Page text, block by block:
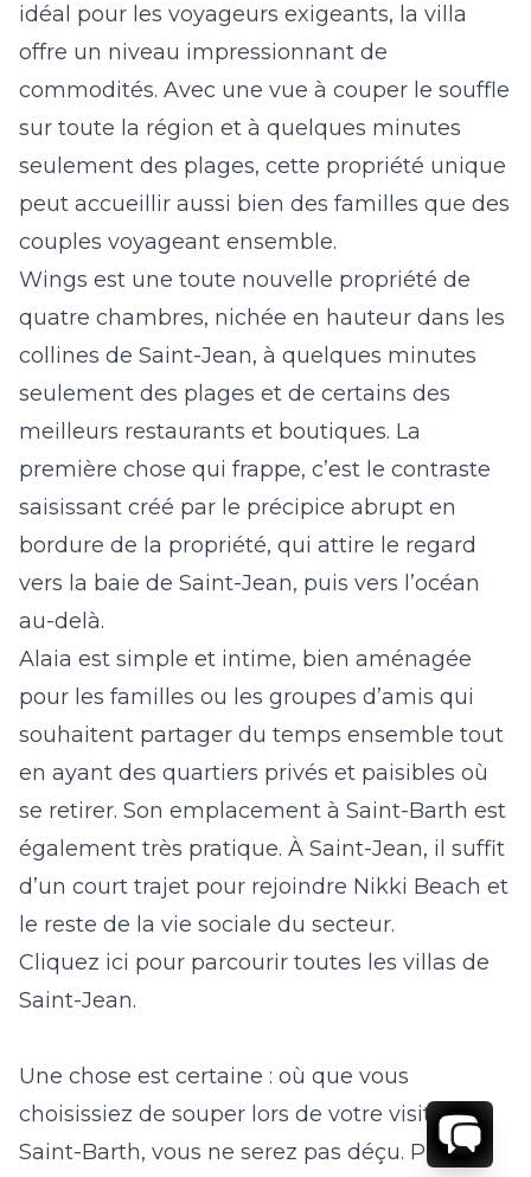
idéal pour les voyageurs exigeants, la villa
offre un niveau impressionnant de
commodités. Avec une vue à couper le souffle
sur toute la région et à quelques minutes
seulement des plages, cette propriété unique
peut accueillir aussi bien des familles que des
couples voyageant ensemble.
Wings est une toute nouvelle propriété de
quatre chambres, nichée en hauteur dans les
collines de Saint-Jean, à quelques minutes
seulement des plages et de certains des
meilleurs restaurants et boutiques. La
première chose qui frappe, c’est le contraste
saisissant créé par le précipice abrupt en
bordure de la propriété, qui attire le regard
vers la baie de Saint-Jean, puis vers l’océan
au-delà.
Alaia est simple et intime, bien aménagée
pour les familles ou les groupes d’amis qui
souhaitent partager du temps ensemble tout
en ayant des quartiers privés et paisibles où
se retirer. Son emplacement à Saint-Barth est
également très pratique. À Saint-Jean, il suffit
d’un court trajet pour rejoindre Nikki Beach et
le reste de la vie sociale du secteur.
Cliquez ici pour parcourir toutes les villas de
Saint-Jean.
Une chose est certaine : où que vous
choisissiez de souper lors de votre visite à
Saint-Barth, vous ne serez pas déçu. Prêt à